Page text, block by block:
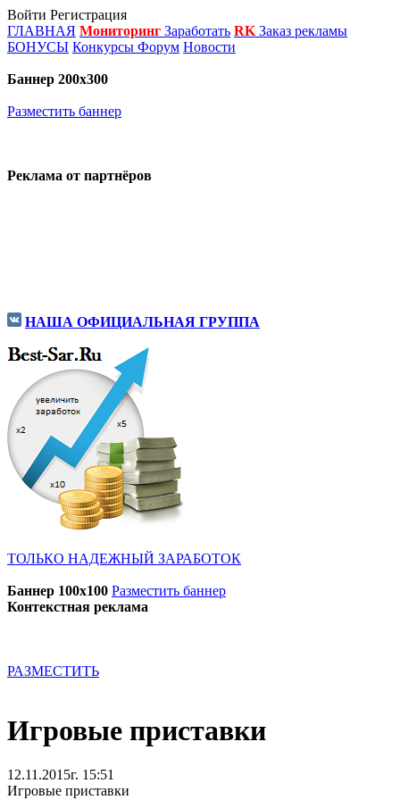
Войти Регистрация
ГЛАВНАЯ Мониторинг Заработать RK Заказ рекламы
БОНУСЫ Конкурсы Форум Новости
Баннер 200х300
Разместить баннер
Реклама от партнёров
НАША ОФИЦИАЛЬНАЯ ГРУППА
ТОЛЬКО НАДЕЖНЫЙ ЗАРАБОТОК
Баннер 100x100 Разместить баннер
Контекстная реклама
РАЗМЕСТИТЬ
Игровые приставки
12.11.2015г. 15:51
Игровые приставки